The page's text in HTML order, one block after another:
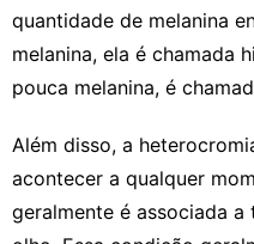
quantidade de melanina
melanina, ela é chamada
pouca melanina, é
Além disso, a
acontecer a qualquer
geralmente é associada